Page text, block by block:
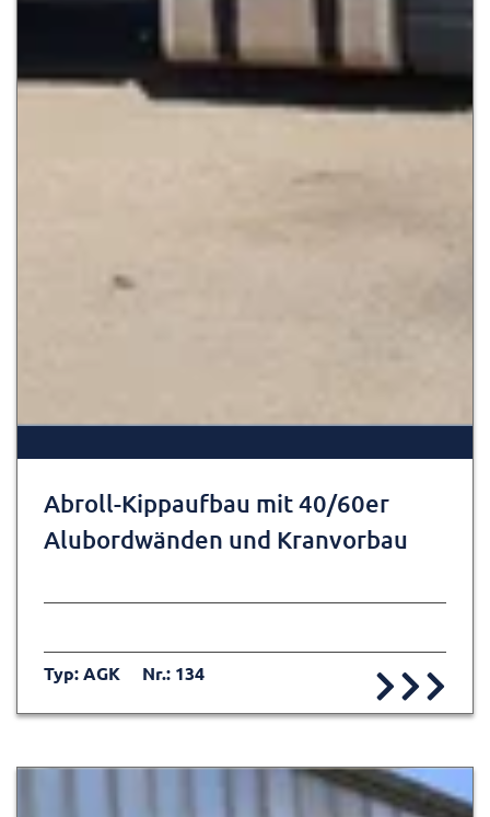
Abroll-Kippaufbau mit 40/60er
Alubordwänden und Kranvorbau
Typ: AGK Nr.: 134